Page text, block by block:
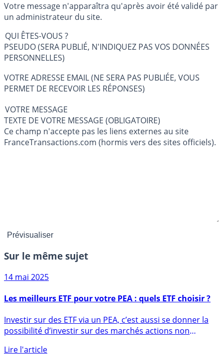
Votre message n'apparaîtra qu'après avoir été validé par
un administrateur du site.
QUI ÊTES-VOUS ?
PSEUDO (SERA PUBLIÉ, N'INDIQUEZ PAS VOS DONNÉES
PERSONNELLES)
VOTRE ADRESSE EMAIL (NE SERA PAS PUBLIÉE, VOUS
PERMET DE RECEVOIR LES RÉPONSES)
VOTRE MESSAGE
TEXTE DE VOTRE MESSAGE (OBLIGATOIRE)
Ce champ n'accepte pas les liens externes au site
FranceTransactions.com (hormis vers des sites officiels).
Sur le même sujet
14 mai 2025
Les meilleurs ETF pour votre PEA : quels ETF choisir ?
possibilité d’investir sur des marchés actions non